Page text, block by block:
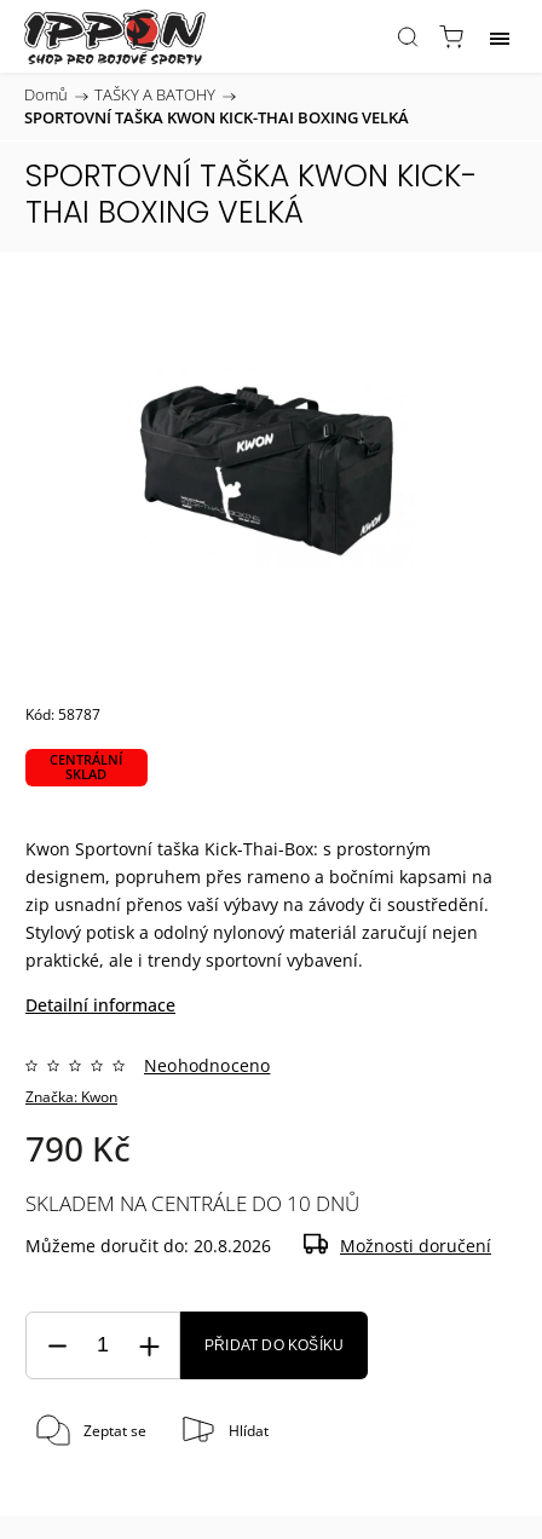
Domů / TAŠKY A BATOHY /
SPORTOVNÍ TAŠKA KWON KICK-THAI BOXING VELKÁ
SPORTOVNÍ TAŠKA KWON KICK-
THAI BOXING VELKÁ
Kód:58787
CENTRÁLNÍ
SKLAD
Kwon Sportovní taška Kick-Thai-Box: s prostorným
designem, popruhem přes rameno a bočními kapsami na
zip usnadní přenos vaší výbavy na závody či soustředění.
Stylový potisk a odolný nylonový materiál zaručují nejen
praktické, ale i trendy sportovní vybavení.
Detailní informace
Značka: Kwon
Neohodnoceno
790 Kč
SKLADEM NA CENTRÁLE DO 10 DNŮ
Můžeme doručit do: 20.8.2026 Možnosti doručení
PŘIDAT DO KOŠÍKU
Zeptat se Hlídat